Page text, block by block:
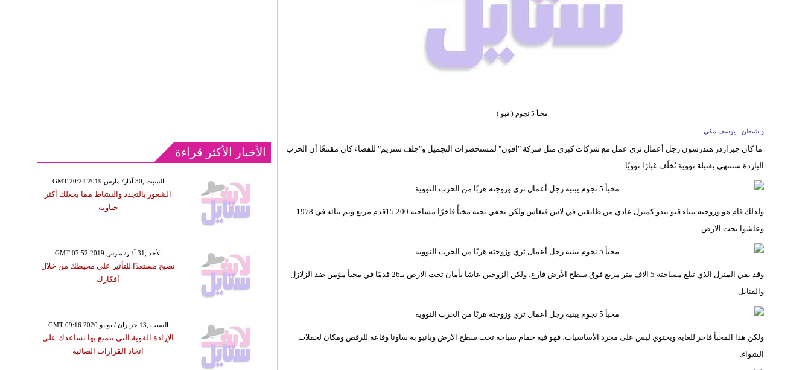
مخبأ 5 نجوم ( قبو )
واشنطن - يوسف مكي
ما كان جيراردر هندرسون رجل أعمال ثري عمل مع شركات كبري مثل شركة "افون" لمستحضرات التجميل و"جلف ستريم" للفضاء كان مقتنعًا أن الحرب
الباردة ستنتهي بقنبلة نووية تُخلّف غبارًا نوويًا.
ولذلك قام هو وزوجته ببناء قبو يبدو كمنزل عادي من طابقين في لاس فيغاس ولكن يخفي تحته مخبأً فاخرًا مساحته 15.200قدم مربع وتم بنائه في 1978.
وعاشوا تحت الارض .
وقد بقي المنزل الذي تبلغ مساحته 5 الاف متر مربع فوق سطح الأرض فارغ، ولكن الزوجين عاشا بأمان تحت الارض بـ26 قدمًا في مخبأ مؤمن ضد الزلازل
والقنابل.
ولكن هذا المخبأ فاخر للغاية ويحتوي ليس على مجرد الأساسيات، فهو فيه حمام سباحة تحت سطح الارض وبانيو به ساونا وقاعة للرقص ومكان لحفلات
الشواء.
الأخبار الأكثر قراءة
GMT 20:24 2019 السبت ,30 آذار/ مارس
الشعور بالتجدد والنشاط مما يجعلك أكثر
حياوية
GMT 07:52 2019 الأحد ,31 آذار/ مارس
تصبح مستعدًا للتأثير على محيطك من خلال
أفكارك
GMT 09:16 2020 السبت ,13 حزيران / يونيو
الإرادة القوية التي تتمتع بها تساعدك على
اتخاذ القرارات الصائبة